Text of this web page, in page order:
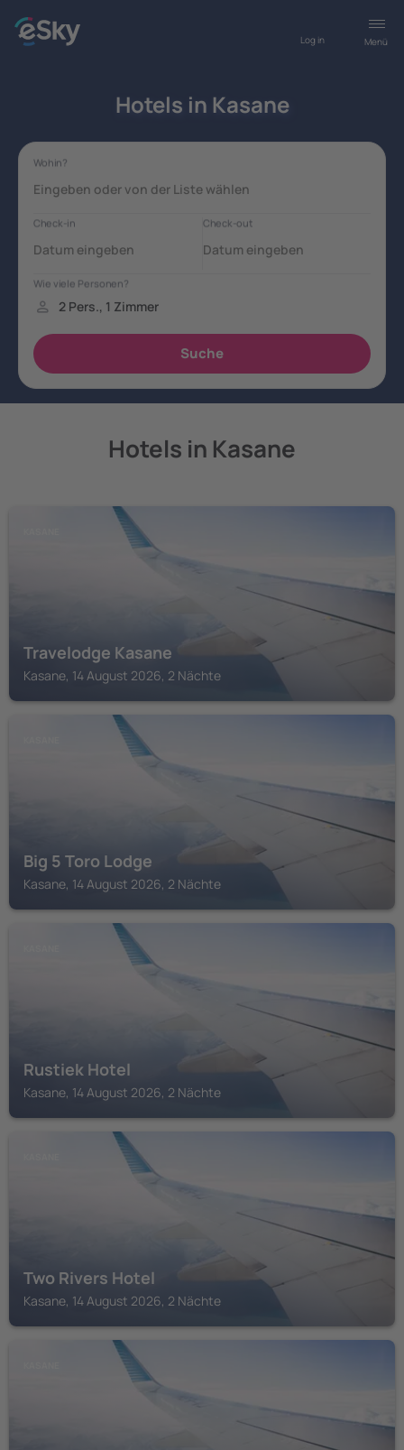
Menü
Log in
Hotels in Kasane
Hotels in Kasane
Travelodge Kasane
Kasane, 14 August 2026, 2 Nächte
Big 5 Toro Lodge
Kasane, 14 August 2026, 2 Nächte
Rustiek Hotel
Kasane, 14 August 2026, 2 Nächte
Two Rivers Hotel
Kasane, 14 August 2026, 2 Nächte